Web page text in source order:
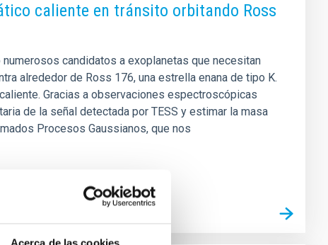
caliente en tránsito orbitando Ross
candidatos a exoplanetas que necesitan
alrededor de Ross 176, una estrella enana de tipo K.
Gracias a observaciones espectroscópicas
de la señal detectada por TESS y estimar la masa
Procesos Gaussianos, que nos